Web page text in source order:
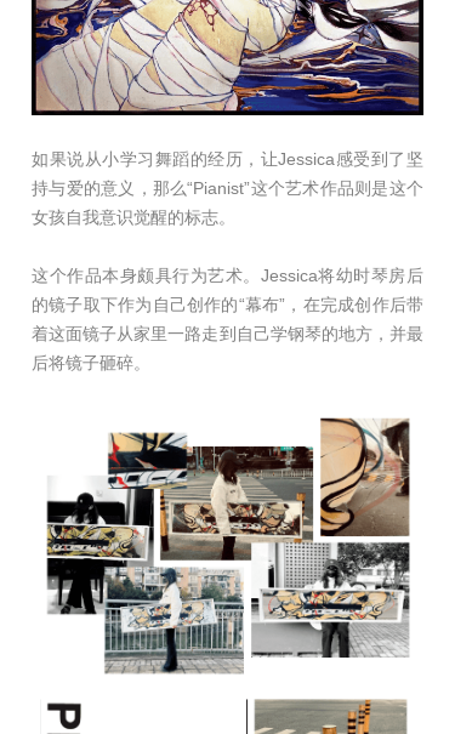
如果说从小学习舞蹈的经历，让Jessica感受到了坚
持与爱的意义，那么“Pianist”这个艺术作品则是这个
女孩自我意识觉醒的标志。
这个作品本身颇具行为艺术。Jessica将幼时琴房后
的镜子取下作为自己创作的“幕布”，在完成创作后带
着这面镜子从家里一路走到自己学钢琴的地方，并最
后将镜子砸碎。